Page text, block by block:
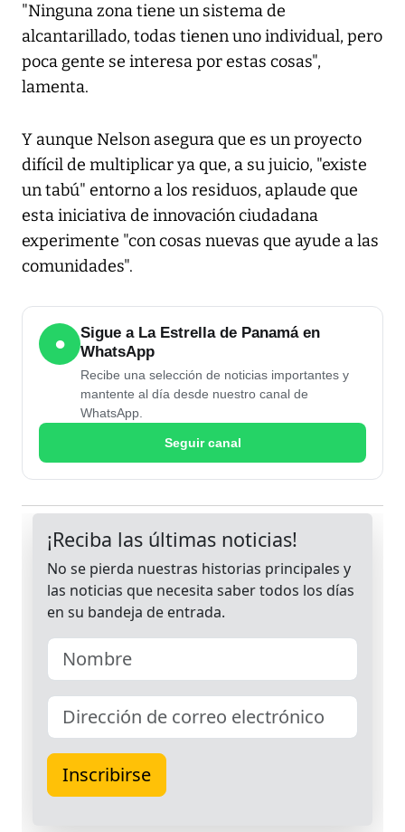
"Ninguna zona tiene un sistema de
alcantarillado, todas tienen uno individual, pero
poca gente se interesa por estas cosas",
lamenta.
Y aunque Nelson asegura que es un proyecto
difícil de multiplicar ya que, a su juicio, "existe
un tabú" entorno a los residuos, aplaude que
esta iniciativa de innovación ciudadana
experimente "con cosas nuevas que ayude a las
comunidades".
●
Sigue a La Estrella de Panamá en
WhatsApp
Recibe una selección de noticias importantes y
mantente al día desde nuestro canal de
WhatsApp.
Seguir canal